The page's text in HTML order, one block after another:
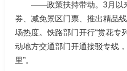
——政策扶持带动。3月以
券、减免景区门票、推出精品
场热度。铁路部门开行“赏花专
动地方交通部门开通接驳专线
里”。